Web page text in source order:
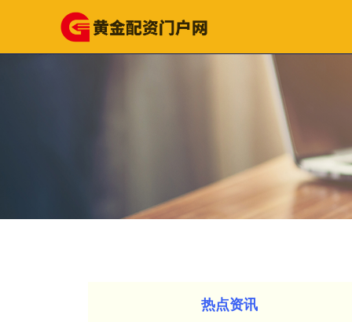
热点资讯